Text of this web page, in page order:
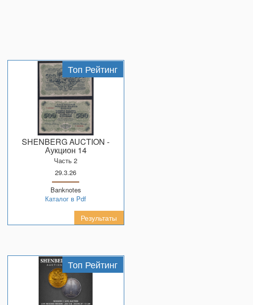
Топ Рейтинг
SHENBERG AUCTION -
Аукцион 14
Часть 2
29.3.26
Banknotes
Каталог в Pdf
Результаты
Топ Рейтинг